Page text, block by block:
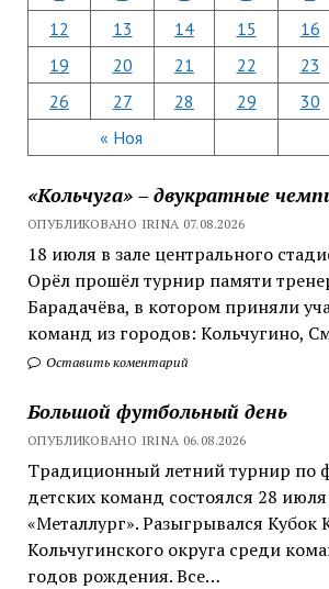
« Ноя
12
13 14 15 16
19
20 21 22 23
26
27 28 29 30
«Кольчуга» – двукратные
ОПУБЛИКОВАНО IRINA 07.08.2026
18 июля в зале центрального
Орёл прошёл турнир памяти
Барадачёва, в котором приняли
команд из городов: Кольчугино,
Оставить коментарий
Большой футбольный день
ОПУБЛИКОВАНО IRINA 06.08.2026
Традиционный летний турнир по
детских команд состоялся 28
«Металлург». Разыгрывался Кубок
Кольчугинского округа среди
годов рождения. Все…